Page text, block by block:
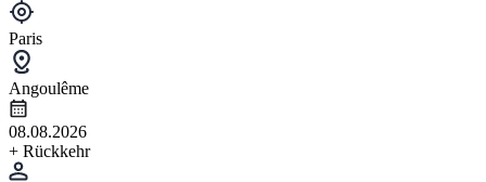
Paris
Angoulême
08.08.2026
+ Rückkehr